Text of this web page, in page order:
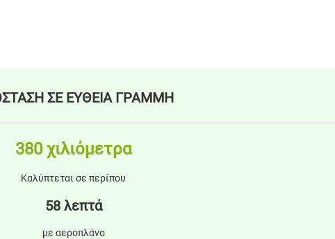
ΣΕ ΕΥΘΕΙΑ ΓΡΑΜΜΗ
380 χιλιόμετρα
Καλύπτεται σε περίπου
58 λεπτά
με αεροπλάνο